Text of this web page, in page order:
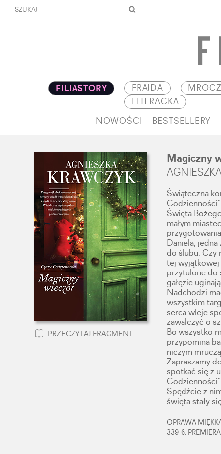
FILIASTORY FRAJDA
LITERACKA
NOWOŚCI BESTSELLERY
PRZECZYTAJ FRAGMENT
Magiczny
Świąteczna
Codzienności”
Święta
małym
Daniela,
do ślubu. Czy
tej wyjątkowej
przytulone do
gałęzie
Nadchodzi
wszystkim
serca wleje
zawalczyć o
Bo wszystko
przypomina
niczym
Zapraszamy
spotkać się z
Codzienności”
Spędźcie z
święta stały
OPRAWA
339-6,